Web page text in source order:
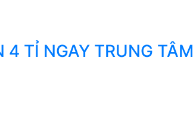
TỈ NGAY TRUNG TÂM